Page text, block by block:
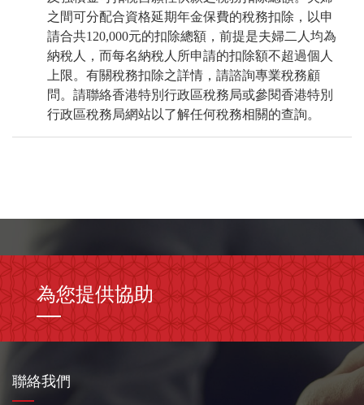
之間可分配合資格延期年金保費的稅務扣除，以申
請合共120,000元的扣除總額，前提是夫婦二人均為
納稅人，而每名納稅人所申請的扣除額不超過個人
上限。有關稅務扣除之詳情，請諮詢專業稅務顧
問。請聯絡香港特別行政區稅務局或參閱香港特別
行政區稅務局網站以了解任何稅務相關的查詢。
為您提供協助
聯絡我們